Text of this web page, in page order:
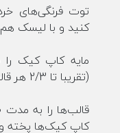
توت فرنگی‌های
کنید و با لیسک هم
مایه کاپ کیک را
(تقریبا تا 2/3 هر قالب).
کاپ کیک‌ها پخته